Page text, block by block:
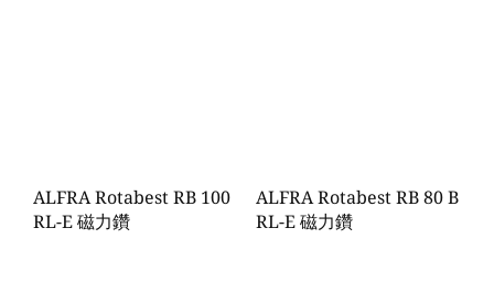
ALFRA Rotabest RB 100
RL-E 磁力鑽
ALFRA Rotabest RB 80 B
RL-E 磁力鑽